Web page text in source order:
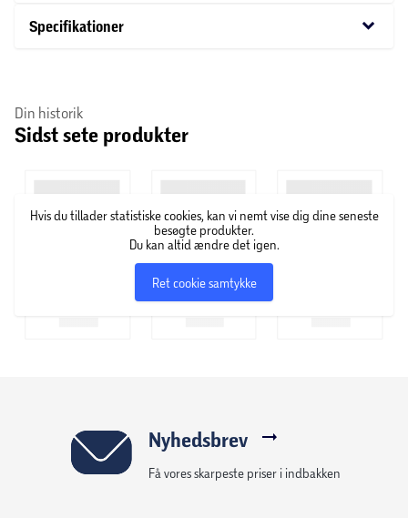
skønhedsprodukter – lige fra foundation, pudder,
øjenskygge og læbestift til neglelak i alverdens farver,
Specifikationer keyboard_arrow_down
Din historik
Sidst sete produkter
Hvis du tillader statistiske cookies, kan vi nemt vise dig dine seneste
besøgte produkter.
Du kan altid ændre det igen.
Ret cookie samtykke
Nyhedsbrev
Få vores skarpeste priser i indbakken